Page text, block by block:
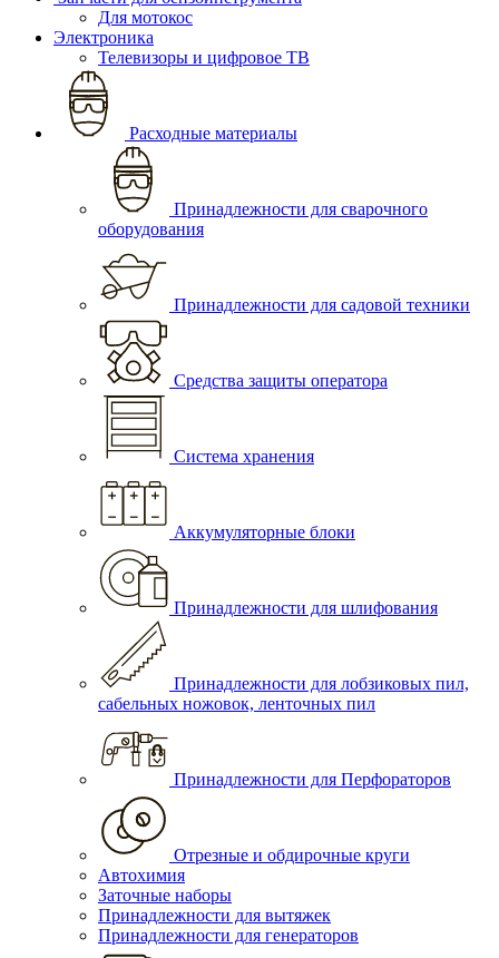
Для мотокос
Электроника
Телевизоры и цифровое ТВ
Расходные материалы
Принадлежности для сварочного
оборудования
Принадлежности для садовой техники
Средства защиты оператора
Система хранения
Аккумуляторные блоки
Принадлежности для шлифования
Принадлежности для лобзиковых пил,
сабельных ножовок, ленточных пил
Принадлежности для Перфораторов
Отрезные и обдирочные круги
Автохимия
Заточные наборы
Принадлежности для вытяжек
Принадлежности для генераторов